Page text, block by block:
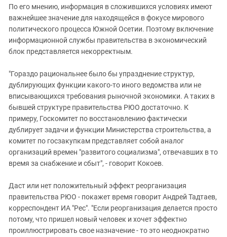
По его мнению, информация в сложившихся условиях имеют
важнейшее значение для находящейся в фокусе мирового
политического процесса Южной Осетии. Поэтому включение
информационной службы правительства в экономический
блок представляется некорректным.
"Гораздо рациональнее было бы упразднение структур,
дублирующих функции какого-то иного ведомства или не
вписывающихся требования рыночной экономики. А таких в
бывшей структуре правительства РЮО достаточно. К
примеру, Госкомитет по восстановлению фактически
дублирует задачи и функции Министерства строительства, а
комитет по госзакупкам представляет собой аналог
организаций времен "развитого социализма", отвечавших в то
время за снабжение и сбыт", - говорит Кокоев.
Даст или нет положительный эффект реорганизация
правительства РЮО - покажет время говорит Андрей Тадтаев,
корреспондент ИА "Рес". "Если реорганизация делается просто
потому, что пришел новый человек и хочет эффектно
проиллюстрировать свое назначение - то это неоднократно